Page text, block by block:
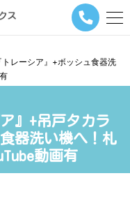
メ
ー
ビ
ン
タ
レーシア』+ボッシュ食器洗
有
』+吊戸タカラ
器洗い機へ！札
動画有